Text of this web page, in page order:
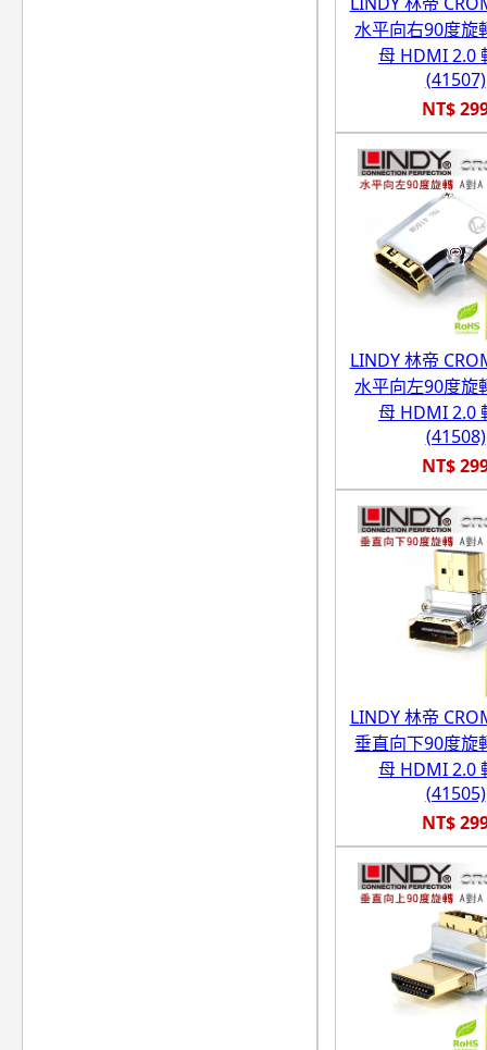
水平向右90度旋
母 HDMI 2.0
(41507)
NT$
LINDY 林帝
水平向左90度旋
母 HDMI 2.0
(41508)
NT$
LINDY 林帝
垂直向下90度旋
母 HDMI 2.0
(41505)
NT$